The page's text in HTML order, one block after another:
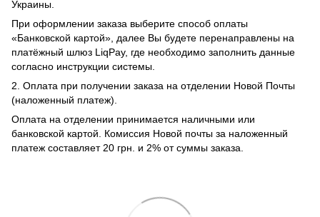
Украины.
При оформлении заказа выберите способ оплаты
«Банковской картой», далее Вы будете перенаправлены на
платёжный шлюз LiqPay, где необходимо заполнить данные
согласно инструкции системы.
2. Оплата при получении заказа на отделении Новой Почты
(наложенный платеж).
Оплата на отделении принимается наличными или
банковской картой. Комиссия Новой почты за наложенный
платеж составляет 20 грн. и 2% от суммы заказа.